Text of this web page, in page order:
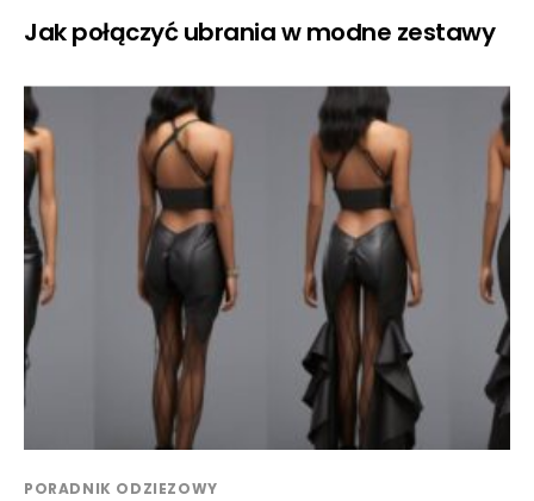
Jak połączyć ubrania w modne zestawy
PORADNIK ODZIEZOWY